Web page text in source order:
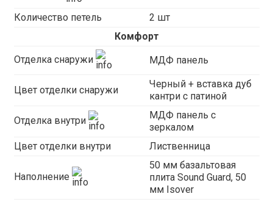
Количество петель
2 шт
Комфорт
Отделка снаружи МДФ панель
Цвет отделки снаружи
Черный + вставка дуб
кантри с патиной
Отделка внутри
МДФ панель с
зеркалом
Цвет отделки внутри
Лиственница
Наполнение
50 мм базальтовая
плита Sound Guard, 50
мм Isover